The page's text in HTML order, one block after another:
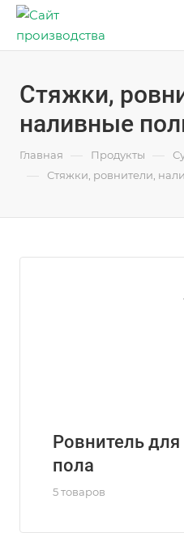
Стяжки,
наливные
Главная — Продукты —
— Стяжки, ровнители,
Ровнитель для
пола
5 товаров